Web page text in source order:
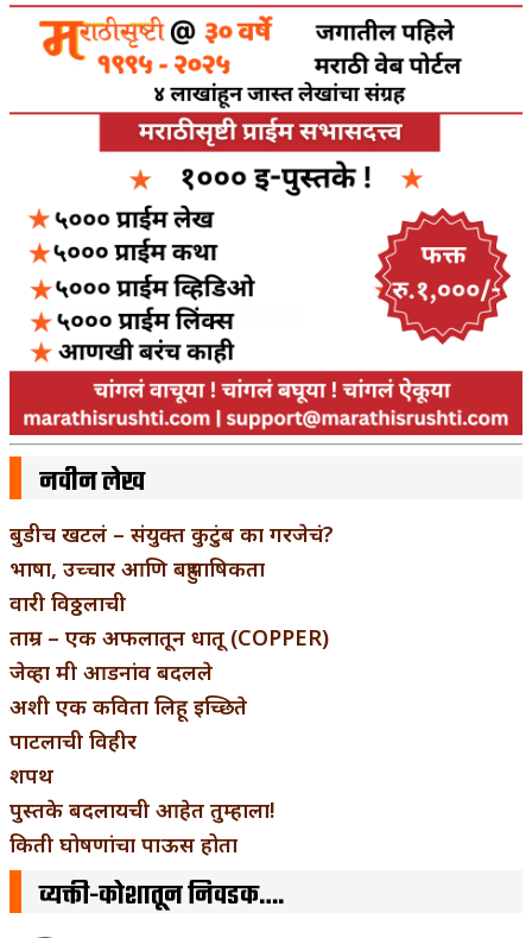
नवीन लेख
बुडीच खटलं – संयुक्त कुटुंब का गरजेचं?
भाषा, उच्चार आणि बहुभाषिकता
वारी विठ्ठलाची
ताम्र – एक अफलातून धातू (COPPER)
जेव्हा मी आडनांव बदलले
अशी एक कविता लिहू इच्छिते
पाटलाची विहीर
शपथ
पुस्तके बदलायची आहेत तुम्हाला!
किती घोषणांचा पाऊस होता
व्यक्ती-कोशातून निवडक….